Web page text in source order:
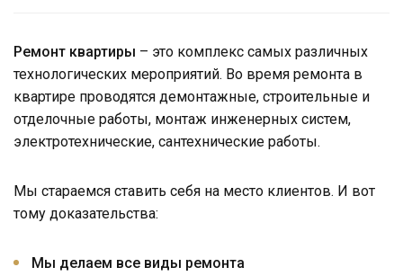
Ремонт квартиры – это комплекс самых различных
технологических мероприятий. Во время ремонта в
квартире проводятся демонтажные, строительные и
отделочные работы, монтаж инженерных систем,
электротехнические, сантехнические работы.
Мы стараемся ставить себя на место клиентов. И вот
тому доказательства:
Мы делаем все виды ремонта